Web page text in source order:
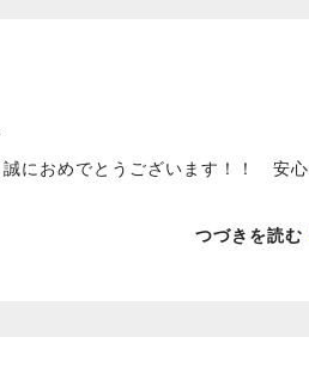
誠におめでとうございます！！ 安心
つづきを読む